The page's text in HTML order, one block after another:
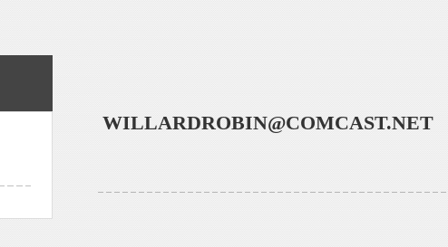
WILLARDROBIN@COMCAST.NET